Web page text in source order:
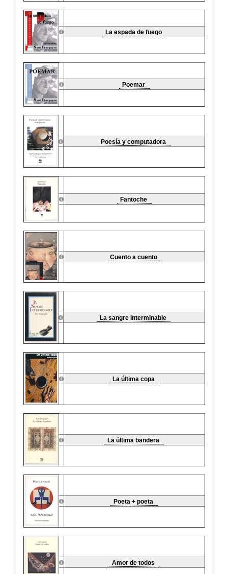
La espada de fuego
Poemar
Poesía y computadora
Fantoche
Cuento a cuento
La sangre interminable
La última copa
La última bandera
Poeta + poeta
Amor de todos